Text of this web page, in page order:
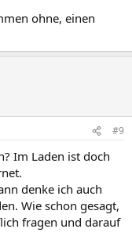
ohne, einen
#9
Im Laden ist doch
denke ich auch
Wie schon gesagt,
fragen und darauf